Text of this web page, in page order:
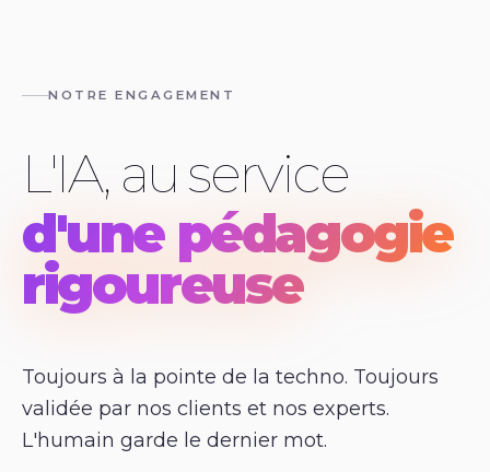
NOTRE ENGAGEMENT
L'IA, au service
d'une pédagogie
rigoureuse
Toujours à la pointe de la techno. Toujours
validée par nos clients et nos experts.
L'humain garde le dernier mot.